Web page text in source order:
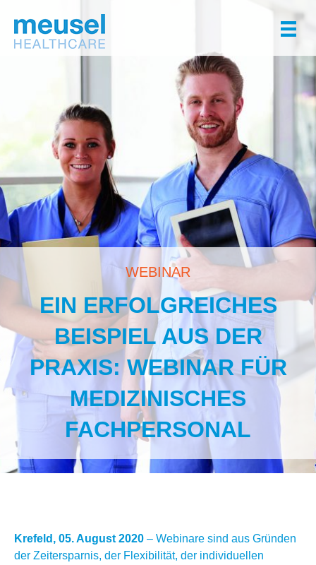
Inhalt
springen
WEBINAR
EIN ERFOLGREICHES
BEISPIEL AUS DER
PRAXIS: WEBINAR FÜR
MEDIZINISCHES
FACHPERSONAL
Krefeld, 05. August 2020 – Webinare sind aus Gründen
der Zeitersparnis, der Flexibilität, der individuellen